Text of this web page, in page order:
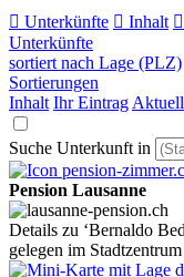
 Unterkünfte  Inhalt 
Unterkünfte
sortiert nach Lage (PLZ)
Sortierungen
Inhalt Ihr Eintrag
Suche Unterkunft in
Pension Lausanne
Details zu ‘Bernaldo
gelegen im